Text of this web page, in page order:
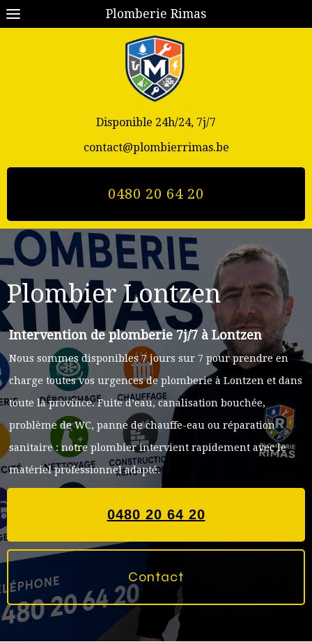
Plomberie Rimas
Disponible 24h/24, 7j/7
contact@plombierrimas.be
0480 20 64 20
Plombier Lontzen
Intervention de plomberie 7j/7 à Lontzen
Nous sommes disponibles 7 jours sur 7 pour prendre en
charge toutes vos urgences de plomberie à Lontzen et dans
toute la province. Fuite d’eau, canalisation bouchée,
problème de WC, panne de chauffe-eau ou réparation
sanitaire : notre plombier intervient rapidement avec le
matériel professionnel adapté.
0480 20 64 20
Contact